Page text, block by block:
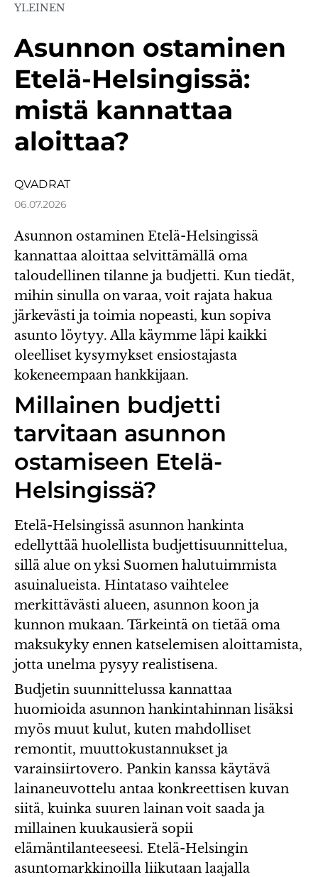
YLEINEN
Asunnon ostaminen
Etelä-Helsingissä:
mistä kannattaa
aloittaa?
QVADRAT
06.07.2026
Asunnon ostaminen Etelä-Helsingissä
kannattaa aloittaa selvittämällä oma
taloudellinen tilanne ja budjetti. Kun tiedät,
mihin sinulla on varaa, voit rajata hakua
järkevästi ja toimia nopeasti, kun sopiva
asunto löytyy. Alla käymme läpi kaikki
oleelliset kysymykset ensiostajasta
kokeneempaan hankkijaan.
Millainen budjetti
tarvitaan asunnon
ostamiseen Etelä-
Helsingissä?
Etelä-Helsingissä asunnon hankinta
edellyttää huolellista budjettisuunnittelua,
sillä alue on yksi Suomen halutuimmista
asuinalueista. Hintataso vaihtelee
merkittävästi alueen, asunnon koon ja
kunnon mukaan. Tärkeintä on tietää oma
maksukyky ennen katselemisen aloittamista,
jotta unelma pysyy realistisena.
Budjetin suunnittelussa kannattaa
huomioida asunnon hankintahinnan lisäksi
myös muut kulut, kuten mahdolliset
remontit, muuttokustannukset ja
varainsiirtovero. Pankin kanssa käytävä
lainaneuvottelu antaa konkreettisen kuvan
siitä, kuinka suuren lainan voit saada ja
millainen kuukausierä sopii
elämäntilanteeseesi. Etelä-Helsingin
asuntomarkkinoilla liikutaan laajalla